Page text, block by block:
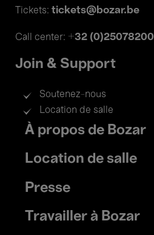
Tickets: tickets@bozar.be
Call center: +32 (0)25078200
Join & Support
Soutenez-nous
Location de salle
Footer
menu
À propos de Bozar
Location de salle
Presse
Travailler à Bozar